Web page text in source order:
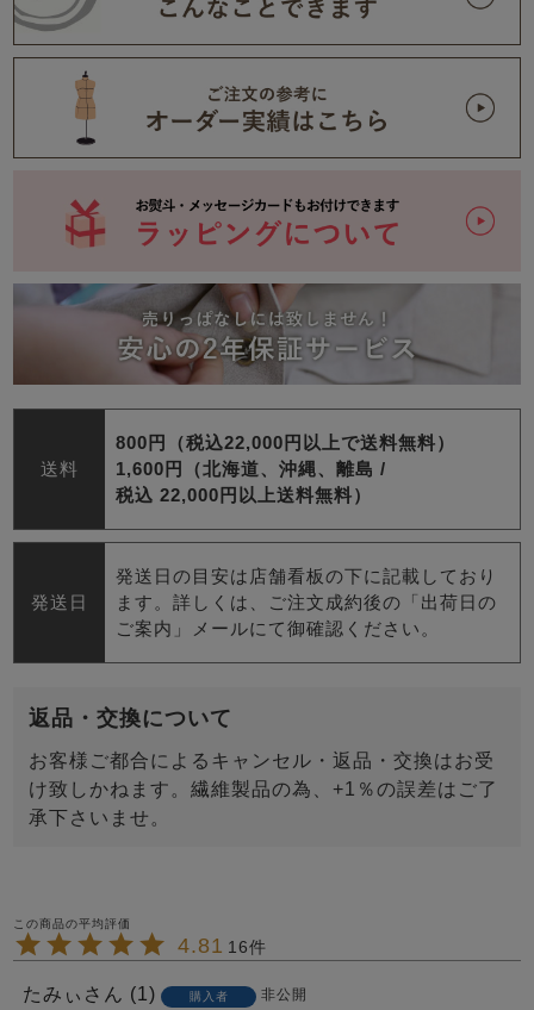
送料
800円（税込22,000円以上で送料無料）
1,600円（北海道、沖縄、離島 /
税込 22,000円以上送料無料）
発送日
発送日の目安は店舗看板の下に記載しており
ます。詳しくは、ご注文成約後の「出荷日の
ご案内」メールにて御確認ください。
返品・交換について
お客様ご都合によるキャンセル・返品・交換はお受
け致しかねます。繊維製品の為、+1％の誤差はご了
承下さいませ。
4.81 16
たみぃ 1 購入者
非公開